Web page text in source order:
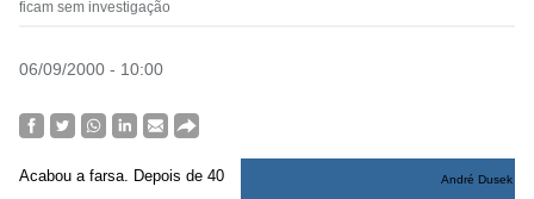
ficam sem investigação
06/09/2000 - 10:00
André Dusek
Acabou a farsa. Depois de 40